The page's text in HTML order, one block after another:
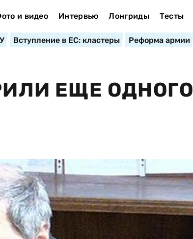
и видео Интервью Лонгриды Тесты
Вступление в ЕС: кластеры Реформа армии
ЕЩЕ ОДНОГО